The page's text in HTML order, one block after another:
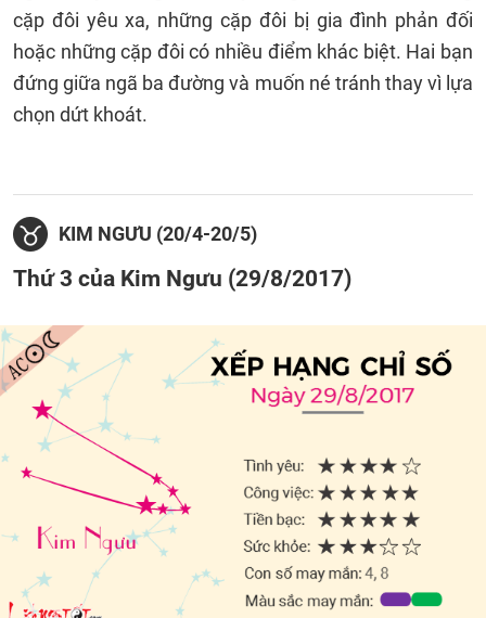
cặp đôi yêu xa, những cặp đôi bị gia đình phản đối
hoặc những cặp đôi có nhiều điểm khác biệt. Hai bạn
đứng giữa ngã ba đường và muốn né tránh thay vì lựa
chọn dứt khoát.
KIM NGƯU (20/4-20/5)
Thứ 3 của Kim Ngưu (29/8/2017)